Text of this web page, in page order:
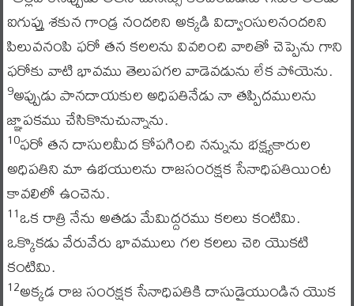
ఐగుప్తు శకున గాండ్ర నందరిని అక్కడి విద్వాంసులనందరిని
పిలువనంపి ఫరో తన కలలను వివరించి వారితో చెప్పెను గాని
ఫరోకు వాటి భావము తెలుపగల వాడెవడును లేక పోయెను.
9అప్పుడు పానదాయకుల అధిపతినేడు నా తప్పిదములను
జ్ఞాపకము చేసికొనుచున్నాను.
10ఫరో తన దాసులమీద కోపగించి నన్నును భక్ష్యకారుల
అధిపతిని మా ఉభయులను రాజసంరక్షక సేనాధిపతియింట
కావలిలో ఉంచెను.
11ఒక రాత్రి నేను అతడు మేమిద్దరము కలలు కంటిమి.
ఒక్కొకడు వేరువేరు భావములు గల కలలు చెరి యొకటి
కంటిమి.
12అక్కడ రాజ సంరక్షక సేనాధిపతికి దాసుడైయుండిన యొక